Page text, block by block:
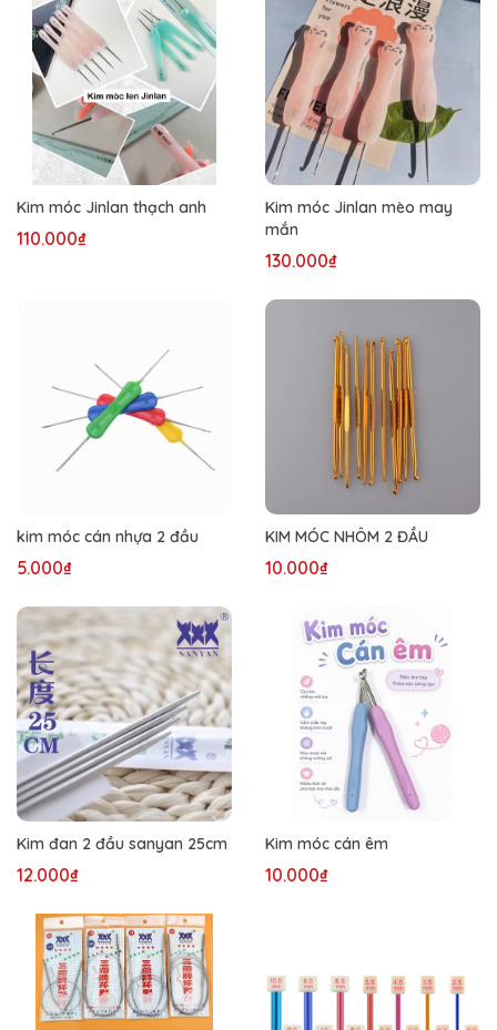
Kim móc Jinlan thạch anh
110.000₫
Kim móc Jinlan mèo may
mắn
130.000₫
kim móc cán nhựa 2 đầu
5.000₫
KIM MÓC NHÔM 2 ĐẦU
10.000₫
Kim đan 2 đầu sanyan 25cm
12.000₫
Kim móc cán êm
10.000₫